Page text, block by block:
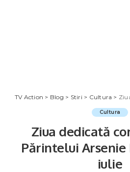
TV Action > Blog > Stiri > Cultura > Ziua
Cultura
Ziua dedicată
Părintelui Arsenie
iulie